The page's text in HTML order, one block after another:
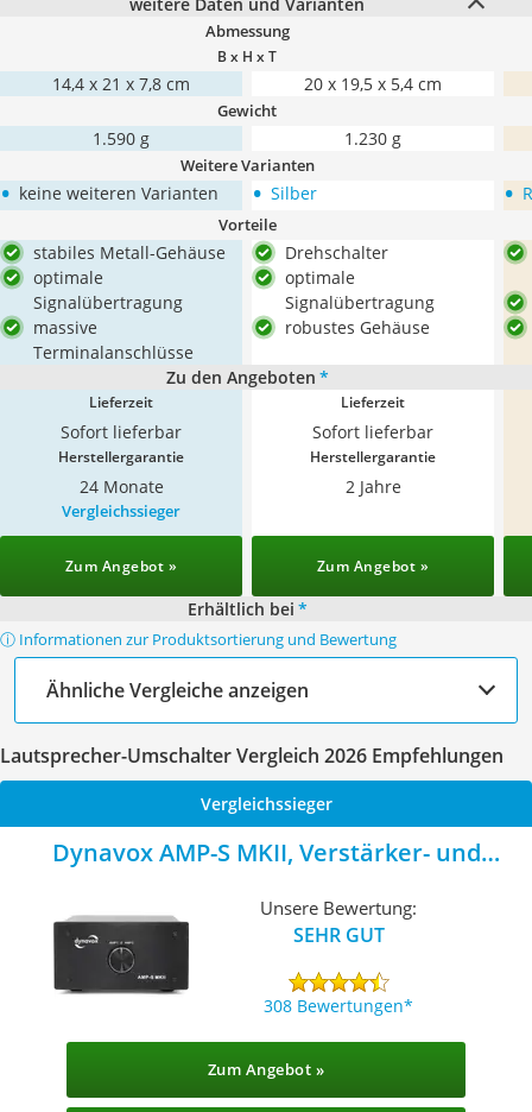
Abmessung
B x H x T
14,4 x 21 x 7,8 cm 20 x 19,5 x 5,4 cm
Gewicht
1.590 g 1.230 g
Weitere Varianten
• keine weiteren Varianten • Silber •
Vorteile
stabiles Metall-Gehäuse
optimale
Signalübertragung
massive
Terminalanschlüsse
Drehschalter
optimale
Signalübertragung
robustes Gehäuse
Zu den Angeboten *
Lieferzeit
Sofort lieferbar
Lieferzeit
Sofort lieferbar
Herstellergarantie
24 Monate
Herstellergarantie
2 Jahre
Vergleichssieger
Zum Angebot » Zum Angebot »
Erhältlich bei *
ⓘ Informationen zur Produktsortierung und Bewertung
Ähnliche Vergleiche anzeigen
Lautsprecher-Umschalter Vergleich 2026 Empfehlungen
Vergleichssieger
Dynavox AMP-S MKII, Verstärker- und
Unsere Bewertung:
SEHR GUT
308 Bewertungen
Zum Angebot »